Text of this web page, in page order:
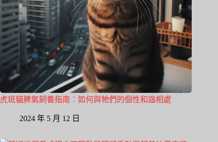
虎斑貓脾氣飼養指南：如何與牠們的個性和諧相處
2024 年 5 月 12 日